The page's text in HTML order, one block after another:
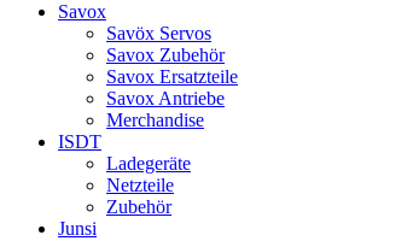
Savox
Savöx Servos
Savox Zubehör
Savox Ersatzteile
Savox Antriebe
Merchandise
ISDT
Ladegeräte
Netzteile
Zubehör
Junsi